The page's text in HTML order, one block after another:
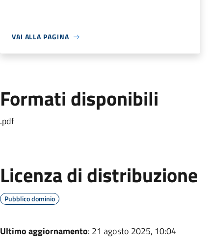
VAI ALLA PAGINA
Formati disponibili
.pdf
Licenza di distribuzione
Pubblico dominio
Ultimo aggiornamento: 21 agosto 2025, 10:04